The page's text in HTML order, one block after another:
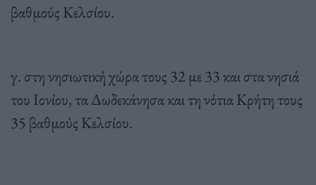
βαθμούς Κελσίου.
γ. στη νησιωτική χώρα τους 32 με 33 και στα νησιά
του Ιονίου, τα Δωδεκάνησα και τη νότια Κρήτη τους
35 βαθμούς Κελσίου.